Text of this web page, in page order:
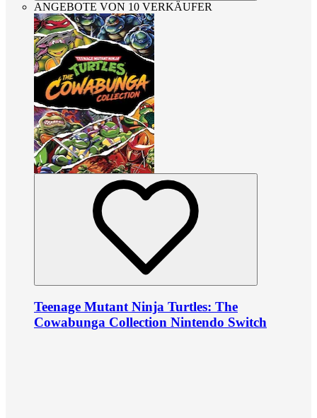
ANGEBOTE VON 10 VERKÄUFER
Teenage Mutant Ninja Turtles: The
Cowabunga Collection Nintendo Switch